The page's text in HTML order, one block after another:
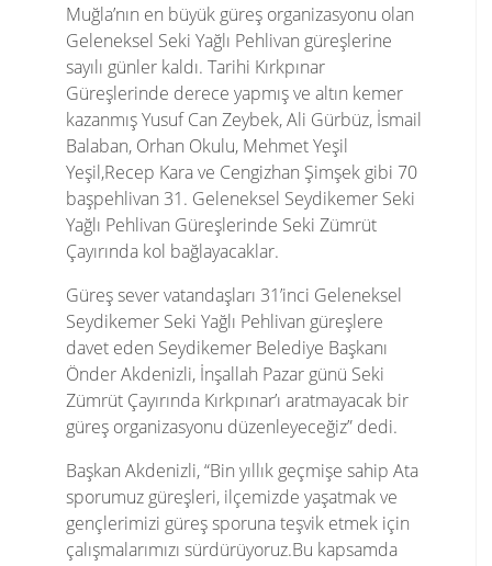
Muğla’nın en büyük güreş organizasyonu olan
Geleneksel Seki Yağlı Pehlivan güreşlerine
sayılı günler kaldı. Tarihi Kırkpınar
Güreşlerinde derece yapmış ve altın kemer
kazanmış Yusuf Can Zeybek, Ali Gürbüz, İsmail
Balaban, Orhan Okulu, Mehmet Yeşil
Yeşil,Recep Kara ve Cengizhan Şimşek gibi 70
başpehlivan 31. Geleneksel Seydikemer Seki
Yağlı Pehlivan Güreşlerinde Seki Zümrüt
Çayırında kol bağlayacaklar.
Güreş sever vatandaşları 31’inci Geleneksel
Seydikemer Seki Yağlı Pehlivan güreşlere
davet eden Seydikemer Belediye Başkanı
Önder Akdenizli, İnşallah Pazar günü Seki
Zümrüt Çayırında Kırkpınar’ı aratmayacak bir
güreş organizasyonu düzenleyeceğiz” dedi.
Başkan Akdenizli, “Bin yıllık geçmişe sahip Ata
sporumuz güreşleri, ilçemizde yaşatmak ve
gençlerimizi güreş sporuna teşvik etmek için
çalışmalarımızı sürdürüyoruz.Bu kapsamda